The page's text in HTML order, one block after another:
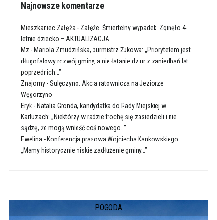
Najnowsze komentarze
Mieszkaniec Załęża- Załęże. Śmiertelny wypadek. Zginęło 4-
letnie dziecko – AKTUALIZACJA
Mz - Mariola Zmudzińska, burmistrz Żukowa: „Priorytetem jest
długofalowy rozwój gminy, a nie łatanie dziur z zaniedbań lat
poprzednich…”
Znajomy-Sulęczyno. Akcja ratownicza na Jeziorze
Węgorzyno
Eryk- Natalia Gronda, kandydatka do Rady Miejskiej w
Kartuzach: „Niektórzy w radzie trochę się zasiedzieli i nie
sądzę, że mogą wnieść coś nowego…”
Ewelina- Konferencja prasowa Wojciecha Kankowskiego:
„Mamy historycznie niskie zadłużenie gminy…”
POGODA